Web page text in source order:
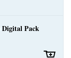
Pack